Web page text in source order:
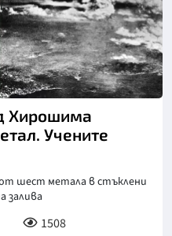
Хирошима
Учените
от шест метала в стъклени
залива
1508